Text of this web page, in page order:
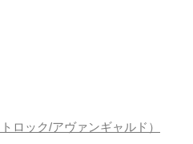
ロック/アヴァンギャルド）